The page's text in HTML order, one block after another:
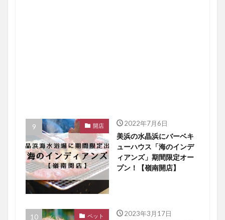
開店 2022年7月6日
美浜の水晶浜にバーベキ
ューハウス「海のインデ
ィアンズ」期間限定オー
プン！【嶺南開店】
ペット 2023年3月17日